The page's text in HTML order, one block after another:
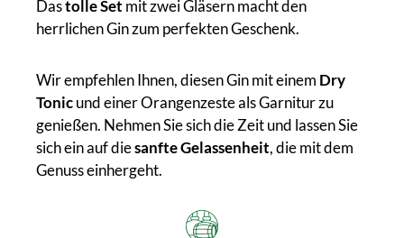
Dastolle Set mit zwei Gläsern macht den
herrlichen Gin zum perfekten Geschenk.
Wir empfehlen Ihnen, diesen Gin mit einem Dry
Tonicund einer Orangenzeste als Garnitur zu
genießen. Nehmen Sie sich die Zeit und lassen Sie
sich ein auf diesanfte Gelassenheit, die mit dem
Genuss einhergeht.